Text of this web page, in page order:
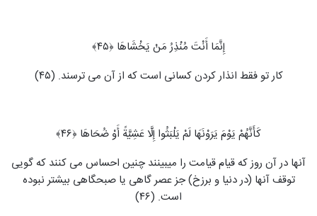
إِنَّمَا أَنْتَ مُنْذِرُ مَنْ یَخْشَاهَا ﴿۴۵﴾
کار تو فقط انذار کردن کسانی است که از آن می‏ ترسند. (۴۵)
کَأَنَّهُمْ یَوْمَ یَرَوْنَهَا لَمْ یَلْبَثُوا إِلَّا عَشِیَّةً أَوْ ضُحَاهَا ﴿۴۶﴾
آنها در آن روز که قیام قیامت را می‏بینند چنین احساس می‏ کنند که گویی
توقف آنها (در دنیا و برزخ) جز عصر گاهی یا صبحگاهی بیشتر نبوده
است. (۴۶)